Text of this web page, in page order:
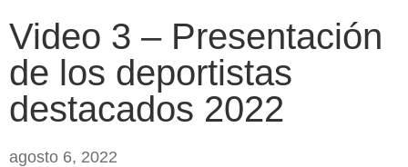
Video 3 – Presentación
de los deportistas
destacados 2022
agosto 6, 2022